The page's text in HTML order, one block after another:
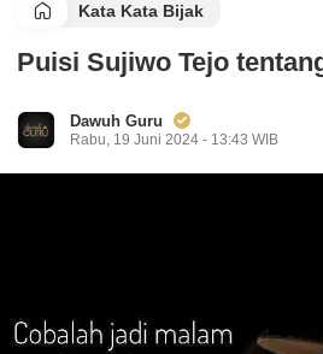
Kata Kata Bijak
Puisi Sujiwo Tejo
Dawuh Guru
Rabu, 19 Juni 2024 - 13:43 WIB